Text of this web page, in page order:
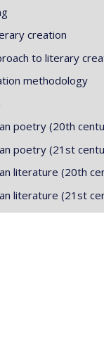
creation
to literary
methodology
poetry (20th
poetry (21st
literature (20th
literature (21st